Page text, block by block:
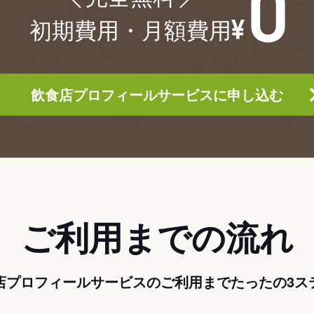
初期費用・月額費用
飲食店プロフィールサービスに申し込む
ご利用までの流れ
プロフィールサービスのご利用までたったの3ス